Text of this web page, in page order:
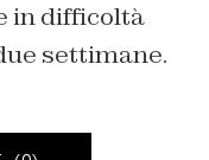
in difficoltà
settimane.